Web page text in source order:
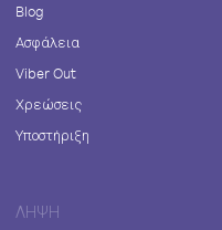
Blog
Ασφάλεια
Viber Out
Χρεώσεις
Υποστήριξη
ΛΉΨΗ